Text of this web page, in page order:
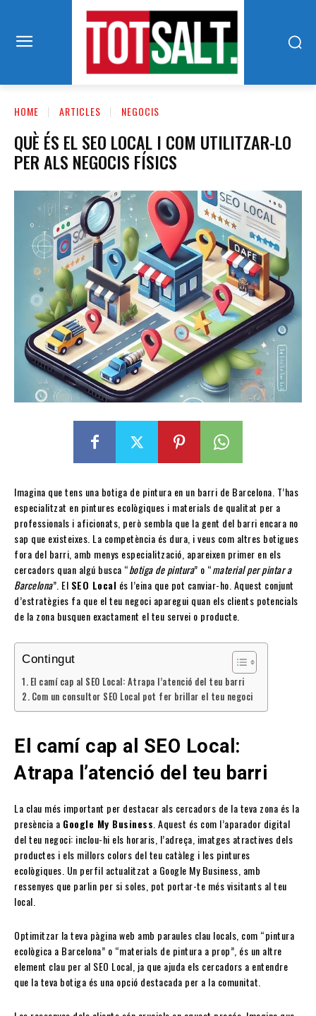
HOME ARTICLES NEGOCIS
QUÈ ÉS EL SEO LOCAL I COM UTILITZAR-LO
PER ALS NEGOCIS FÍSICS
Imagina que tens una botiga de pintura en un barri de Barcelona. T’has
especialitzat en pintures ecològiques i materials de qualitat per a
professionals i aficionats, però sembla que la gent del barri encara no
sap que existeixes. La competència és dura, i veus com altres botigues
fora del barri, amb menys especialització, apareixen primer en els
cercadors quan algú busca “botiga de pintura” o “material per pintar a
Barcelona”. El SEO Local és l’eina que pot canviar-ho. Aquest conjunt
d’estratègies fa que el teu negoci aparegui quan els clients potencials
de la zona busquen exactament el teu servei o producte.
Contingut
El camí cap al SEO Local: Atrapa l’atenció del teu barri
Com un consultor SEO Local pot fer brillar el teu negoci
El camí cap al SEO Local:
Atrapa l’atenció del teu barri
La clau més important per destacar als cercadors de la teva zona és la
presència a Google My Business. Aquest és com l’aparador digital
del teu negoci: inclou-hi els horaris, l’adreça, imatges atractives dels
productes i els millors colors del teu catàleg i les pintures
ecològiques. Un perfil actualitzat a Google My Business, amb
ressenyes que parlin per si soles, pot portar-te més visitants al teu
local.
Optimitzar la teva pàgina web amb paraules clau locals, com “pintura
ecològica a Barcelona” o “materials de pintura a prop”, és un altre
element clau per al SEO Local, ja que ajuda els cercadors a entendre
que la teva botiga és una opció destacada per a la comunitat.